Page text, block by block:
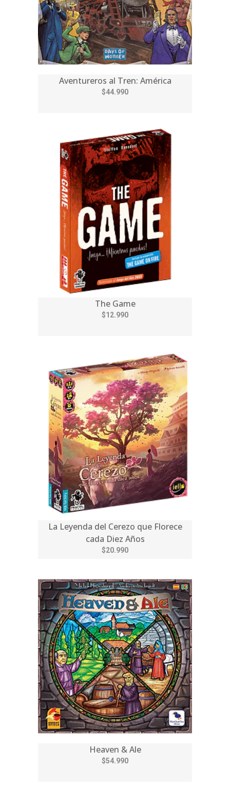
Aventureros al Tren: América
$44.990
The Game
$12.990
La Leyenda del Cerezo que Florece
cada Diez Años
$20.990
Heaven & Ale
$54.990